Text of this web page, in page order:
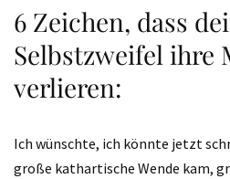
6 Zeichen, dass
Selbstzweifel ihre
verlieren:
Ich wünschte, ich könnte jetzt
große kathartische Wende kam,